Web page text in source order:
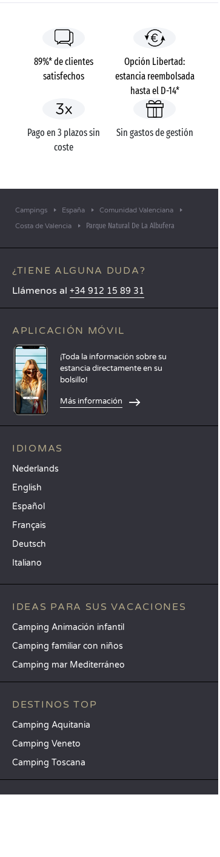
tapas, símbolo de la gastronomía española.
89%* de clientes
satisfechos
Opción Libertad:
estancia reembolsada
hasta el D-14*
Pago en 3 plazos sin
coste
Sin gastos de gestión
Campings España
Comunidad Valenciana
Costa de Valencia
Parque Natural De La Albufera
¿TIENE ALGUNA DUDA?
Llámenos al +34 912 15 89 31
APLICACIÓN MÓVIL
¡Toda la información sobre su
estancia directamente en su
bolsillo!
Más información
IDIOMAS
Nederlands
English
Español
Français
Deutsch
Italiano
IDEAS PARA SUS VACACIONES
Camping Animación infantil
Camping familiar con niños
Camping mar Mediterráneo
DESTINOS TOP
Camping Aquitania
Camping Veneto
Camping Toscana